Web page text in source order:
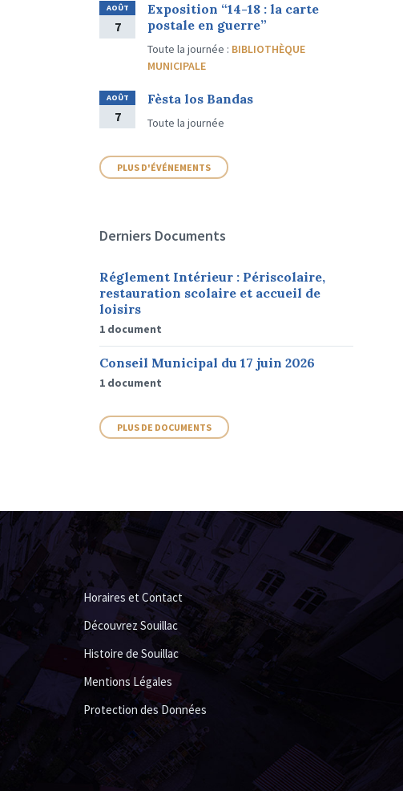
AOÛT
7
Exposition “14-18 : la carte
postale en guerre”
Toute la journée : BIBLIOTHÈQUE
MUNICIPALE
AOÛT
7
Fèsta los Bandas
Toute la journée
PLUS D'ÉVÉNEMENTS
Derniers Documents
Réglement Intérieur : Périscolaire,
restauration scolaire et accueil de
loisirs
1 document
Conseil Municipal du 17 juin 2026
1 document
PLUS DE DOCUMENTS
Horaires et Contact
Découvrez Souillac
Histoire de Souillac
Mentions Légales
Protection des Données